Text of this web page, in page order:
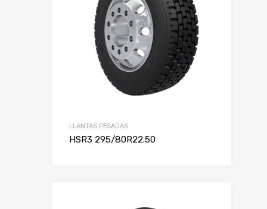
LLANTAS PESADAS
HSR3 295/80R22.50